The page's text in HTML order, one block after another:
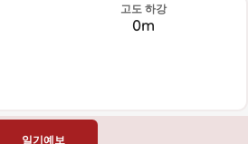
고도 하강
0m
일기예보